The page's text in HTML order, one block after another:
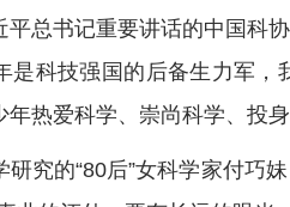
书记重要讲话的中国科协
是科技强国的后备生力军
年热爱科学、崇尚科学、投
的“80后”女科学家付巧妹